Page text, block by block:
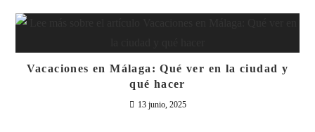
Vacaciones en Málaga: Qué ver en la ciudad y
qué hacer
13 junio, 2025